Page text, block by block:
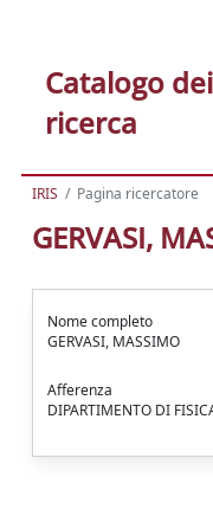
Catalogo
ricerca
IRIS Pagina ricercatore
GERVASI,
Nome completo
GERVASI, MASSIMO
Afferenza
DIPARTIMENTO DI